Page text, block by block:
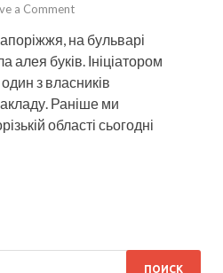
a Comment
на бульварі
алея буків. Ініціатором
з власників
Раніше ми
області сьогодні